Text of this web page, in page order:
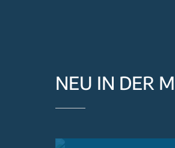
NEU IN DER